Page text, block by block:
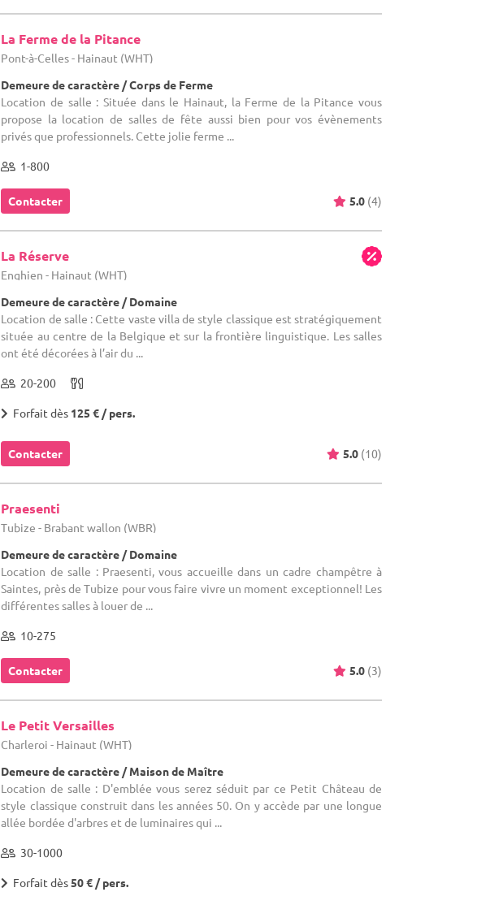
La Ferme de la Pitance
Pont-à-Celles - Hainaut (WHT)
Demeure de caractère / Corps de Ferme
Location de salle : Située dans le Hainaut, la Ferme de la Pitance vous
propose la location de salles de fête aussi bien pour vos évènements
privés que professionnels. Cette jolie ferme ...
1-800
Contacter 5.0 (4)
La Réserve
Enghien - Hainaut (WHT)
Demeure de caractère / Domaine
Location de salle : Cette vaste villa de style classique est stratégiquement
située au centre de la Belgique et sur la frontière linguistique. Les salles
ont été décorées à l’air du ...
20-200
Forfait dès 125 € / pers.
Contacter 5.0 (10)
Praesenti
Tubize - Brabant wallon (WBR)
Demeure de caractère / Domaine
Location de salle : Praesenti, vous accueille dans un cadre champêtre à
Saintes, près de Tubize pour vous faire vivre un moment exceptionnel! Les
différentes salles à louer de ...
10-275
Contacter 5.0 (3)
Le Petit Versailles
Charleroi - Hainaut (WHT)
Demeure de caractère / Maison de Maître
Location de salle : D'emblée vous serez séduit par ce Petit Château de
style classique construit dans les années 50. On y accède par une longue
allée bordée d'arbres et de luminaires qui ...
30-1000
Forfait dès50 € / pers.